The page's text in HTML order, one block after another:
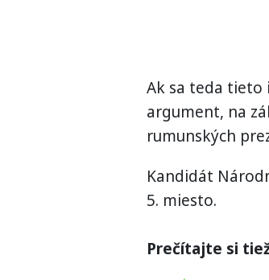
Ak sa teda tieto
argument, na
rumunských
Kandidát
5. miesto.
Prečítajte si